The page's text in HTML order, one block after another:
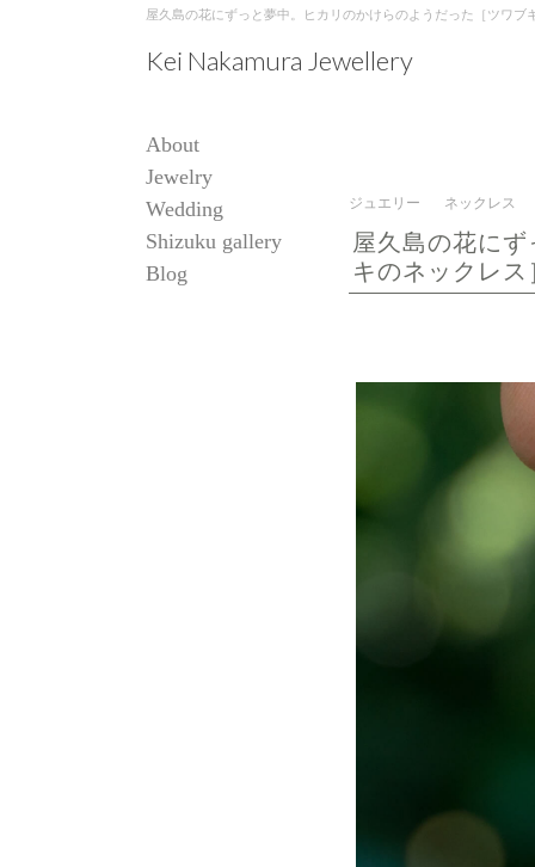
屋久島の花にずっと夢中。ヒカリのかけらのようだった［ツワ
Kei Nakamura Jewellery
About
Jewelry
Wedding
Shizuku gallery
Blog
ジュエリー ネックレス
屋久島の花に
キのネックレス